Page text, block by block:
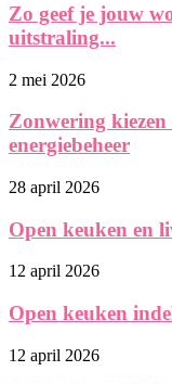
Zo geef je jouw
uitstraling...
2 mei 2026
Zonwering
energiebeheer
28 april 2026
Open keuken en
12 april 2026
Open keuken
12 april 2026